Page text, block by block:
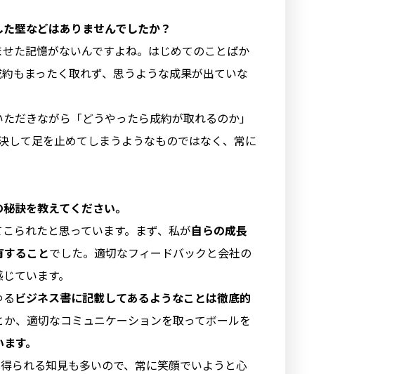
壁などはありませんでしたか？
た記憶がないんですよね。はじめてのことばか
もまったく取れず、思うような成果が出ていな
だきながら「どうやったら成約が取れるのか」
して足を止めてしまうようなものではなく、常に
訣を教えてください。
られたと思っています。まず、私が自らの成長
ることでした。適切なフィードバックと会社の
ています。
ビジネス書に記載してあるようなことは徹底的
、適切なコミュニケーションを取ってボールを
す。
られる知見も多いので、常に笑顔でいようと心